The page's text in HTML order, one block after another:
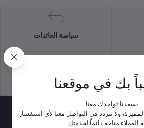
سياسة العائدات
سياسة خاصة
بك في موقعنا
يسعدنا تواجدك معنا
ولا تتردد في التواصل معنا لأي استفسار.
العملاء متاحة دائماً لخدمتك.